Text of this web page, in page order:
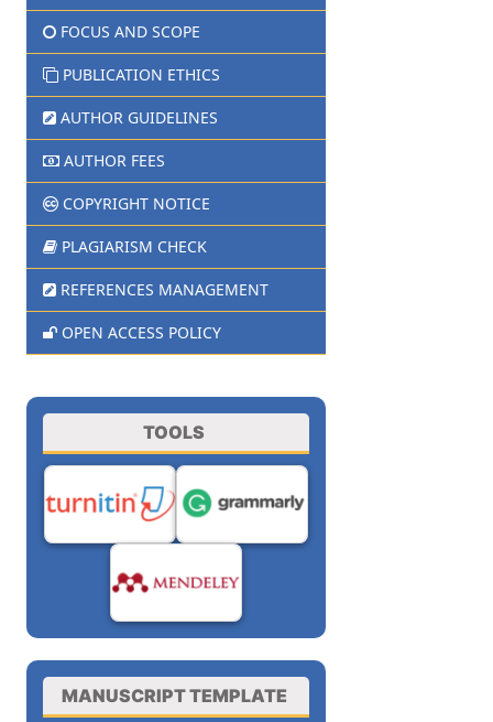
FOCUS AND SCOPE
PUBLICATION ETHICS
AUTHOR GUIDELINES
AUTHOR FEES
COPYRIGHT NOTICE
PLAGIARISM CHECK
REFERENCES MANAGEMENT
OPEN ACCESS POLICY
TOOLS
MANUSCRIPT TEMPLATE